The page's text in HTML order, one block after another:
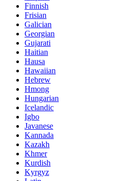
Finnish
Frisian
Galician
Georgian
Gujarati
Haitian
Hausa
Hawaiian
Hebrew
Hmong
Hungarian
Icelandic
Igbo
Javanese
Kannada
Kazakh
Khmer
Kurdish
Kyrgyz